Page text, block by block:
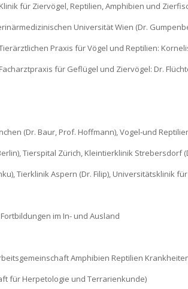
für Ziervögel, Reptilien, Amphibien und
Universität Wien (Dr.
Praxis für Vögel und Reptilien:
für Geflügel und Ziervögel: Dr.
(Dr. Baur, Prof. Hoffmann), Vogel-und
Tierspital Zürich, Kleintierklinik Strebersdorf
Tierklinik Aspern (Dr. Filip), Universitätsklinik
im In- und Ausland
Amphibien Reptilien
für Herpetologie und Terrarienkunde)